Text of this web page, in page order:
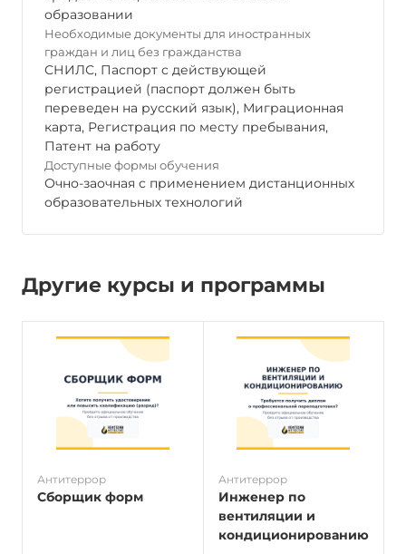
образовании
Необходимые документы для иностранных
граждан и лиц без гражданства
СНИЛС, Паспорт с действующей
регистрацией (паспорт должен быть
переведен на русский язык), Миграционная
карта, Регистрация по месту пребывания,
Патент на работу
Доступные формы обучения
Очно-заочная с применением дистанционных
образовательных технологий
Другие курсы и программы
Антитеррор
Сборщик форм
Антитеррор
Инженер по
вентиляции и
кондиционированию